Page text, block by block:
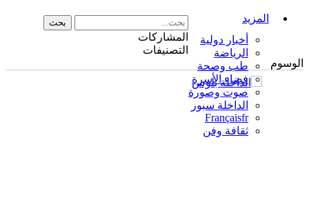
المزيد
أخبار دولية
الرياضة
طب وصحة
فضاء الأسرة
صوت وصورة
الداخلة سبور
Françaisfr
ثقافة وفن
المشاركات
التصنيفات
الوسوم